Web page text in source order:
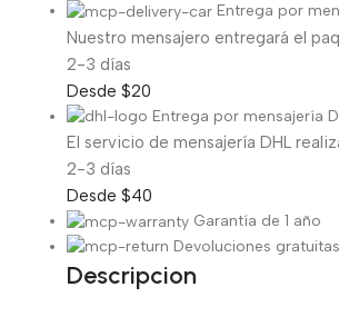
Entrega por
Nuestro mensajero entregará el
2-3 días
Desde $20
Entrega por mensajería
El servicio de mensajería DHL
2-3 días
Desde $40
Garantía de 1 año
Devoluciones
Descripcion